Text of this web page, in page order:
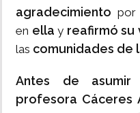
agradecimiento por
en ella y reafirmó su
las comunidades de
Antes de asumir
profesora Cáceres